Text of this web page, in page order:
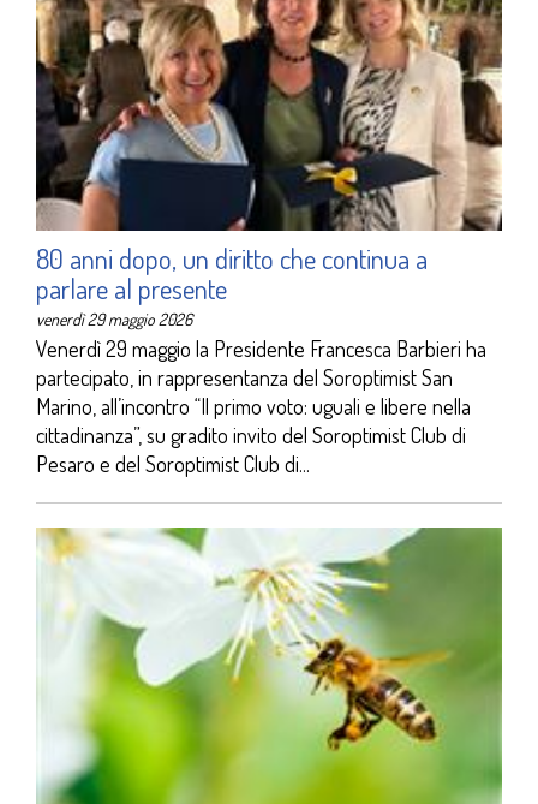
80 anni dopo, un diritto che continua a
parlare al presente
venerdì 29 maggio 2026
Venerdì 29 maggio la Presidente Francesca Barbieri ha
partecipato, in rappresentanza del Soroptimist San
Marino, all’incontro “Il primo voto: uguali e libere nella
cittadinanza”, su gradito invito del Soroptimist Club di
Pesaro e del Soroptimist Club di...